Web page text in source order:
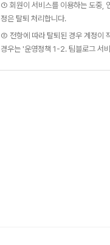
① 회원이 서비스를 이용하는 도중,
정은 탈퇴 처리합니다.
② 전항에 따라 탈퇴된 경우 계정이
경우는 '운영정책 1-2. 팀블로그 서